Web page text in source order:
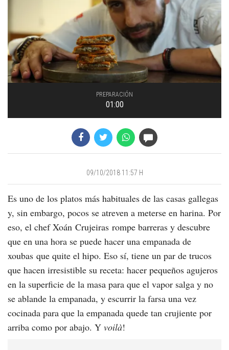
PREPARACIÓN
01:00
09/10/2018 11:57 H
Es uno de los platos más habituales de las casas gallegas
y, sin embargo, pocos se atreven a meterse en harina. Por
eso, el chef Xoán Crujeiras rompe barreras y descubre
que en una hora se puede hacer una empanada de
xoubas que quite el hipo. Eso sí, tiene un par de trucos
que hacen irresistible su receta: hacer pequeños agujeros
en la superficie de la masa para que el vapor salga y no
se ablande la empanada, y escurrir la farsa una vez
cocinada para que la empanada quede tan crujiente por
arriba como por abajo. Y voilà!